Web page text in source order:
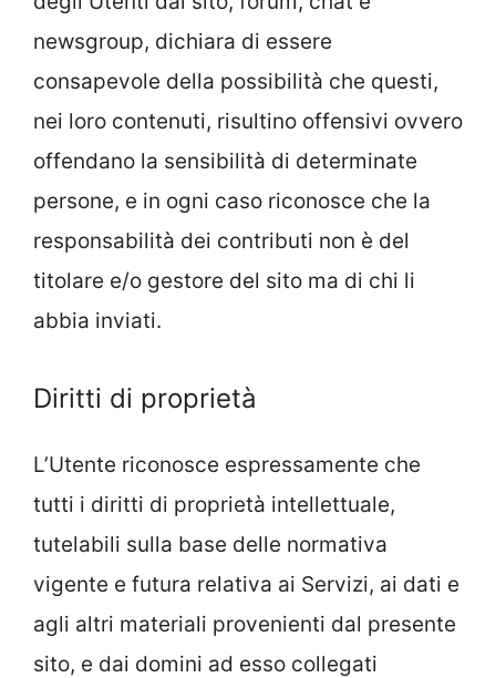
newsgroup, dichiara di essere
consapevole della possibilità che questi,
nei loro contenuti, risultino offensivi ovvero
offendano la sensibilità di determinate
persone, e in ogni caso riconosce che la
responsabilità dei contributi non è del
titolare e/o gestore del sito ma di chi li
abbia inviati.
Diritti di proprietà
L’Utente riconosce espressamente che
tutti i diritti di proprietà intellettuale,
tutelabili sulla base delle normativa
vigente e futura relativa ai Servizi, ai dati e
agli altri materiali provenienti dal presente
sito, e dai domini ad esso collegati